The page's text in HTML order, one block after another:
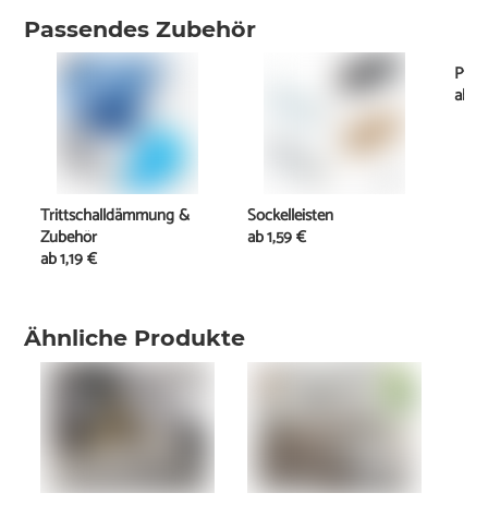
Ähnliche Produkte
Passendes Zubehör
Trittschalldämmung &
Zubehör
ab1,19 €
Sockelleisten
ab1,59 €
ab